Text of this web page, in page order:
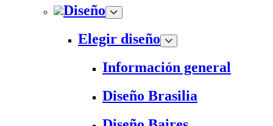
Diseño
Elegir diseño
Información general
Diseño Brasilia